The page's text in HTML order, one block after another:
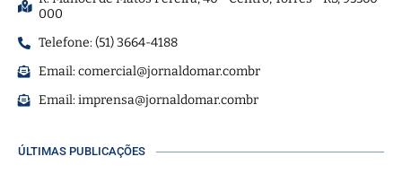
000
Telefone: (51) 3664-4188
Email:comercial@jornaldomar.combr
Email:imprensa@jornaldomar.combr
ÚLTIMAS PUBLICAÇÕES